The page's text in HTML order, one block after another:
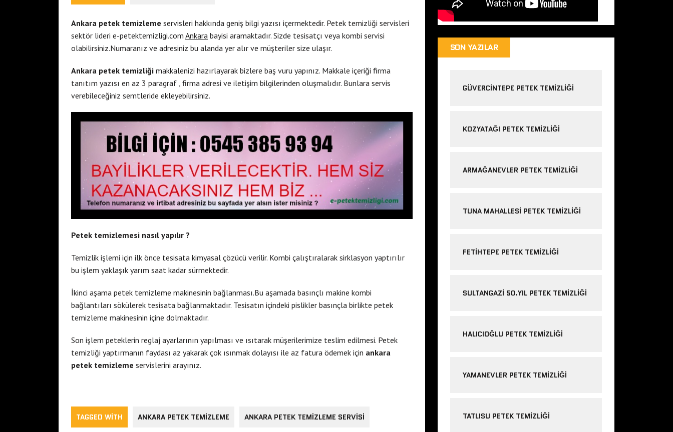
Ankara petek temizleme servisleri hakkında geniş bilgi yazısı içermektedir. Petek temizliği servisleri
sektör lideri e-petektemizligi.com Ankara bayisi aramaktadır. Sizde tesisatçı veya kombi servisi
olabilirsiniz.Numaranız ve adresiniz bu alanda yer alır ve müşteriler size ulaşır.
Ankara petek temizliği makkalenizi hazırlayarak bizlere baş vuru yapınız. Makkale içeriği firma
tanıtım yazısı en az 3 paragraf , firma adresi ve iletişim bilgilerinden oluşmalıdır. Bunlara servis
verebileceğiniz semtleride ekleyebilirsiniz.
Petek temizlemesi nasıl yapılır ?
Temizlik işlemi için ilk önce tesisata kimyasal çözücü verilir. Kombi çalıştıralarak sirklasyon yaptırılır
bu işlem yaklaşık yarım saat kadar sürmektedir.
İkinci aşama petek temizleme makinesinin bağlanması.Bu aşamada basınçlı makine kombi
bağlantıları sökülerek tesisata bağlanmaktadır. Tesisatın içindeki pislikler basınçla birlikte petek
temizleme makinesinin içine dolmaktadır.
Son işlem peteklerin reglaj ayarlarının yapılması ve ısıtarak müşerilerimize teslim edilmesi. Petek
temizliği yaptırmanın faydası az yakarak çok ısınmak dolayısı ile az fatura ödemek için ankara
petek temizleme servislerini arayınız.
TAGGED WITH ANKARA PETEK TEMIZLEME ANKARA PETEK TEMIZLEME SERVISI
SON YAZILAR
GÜVERCINTEPE PETEK TEMIZLIĞI
KOZYATAĞI PETEK TEMIZLIĞI
ARMAĞANEVLER PETEK TEMIZLIĞI
TUNA MAHALLESI PETEK TEMIZLIĞI
FETIHTEPE PETEK TEMIZLIĞI
SULTANGAZI 50.YIL PETEK TEMIZLIĞI
HALICIOĞLU PETEK TEMIZLIĞI
YAMANEVLER PETEK TEMIZLIĞI
TATLISU PETEK TEMIZLIĞI